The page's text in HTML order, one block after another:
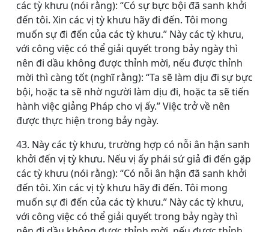
các tỳ khưu (nói rằng): “Có sự bực bội đã sanh khởi
đến tôi. Xin các vị tỳ khưu hãy đi đến. Tôi mong
muốn sự đi đến của các tỳ khưu.” Này các tỳ khưu,
với công việc có thể giải quyết trong bảy ngày thì
nên đi dầu không được thỉnh mời, nếu được thỉnh
mời thì càng tốt (nghĩ rằng): “Ta sẽ làm dịu đi sự bực
bội, hoặc ta sẽ nhờ người làm dịu đi, hoặc ta sẽ tiến
hành việc giảng Pháp cho vị ấy.” Việc trở về nên
được thực hiện trong bảy ngày.
43. Này các tỳ khưu, trường hợp có nỗi ân hận sanh
khởi đến vị tỳ khưu. Nếu vị ấy phái sứ giả đi đến gặp
các tỳ khưu (nói rằng): “Có nỗi ân hận đã sanh khởi
đến tôi. Xin các vị tỳ khưu hãy đi đến. Tôi mong
muốn sự đi đến của các tỳ khưu.” Này các tỳ khưu,
với công việc có thể giải quyết trong bảy ngày thì